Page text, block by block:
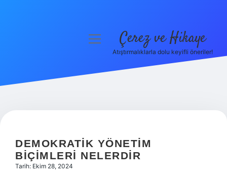
Hakkımızda
menüyü Çerez ve Hikaye
Atıştırmalıklarla dolu keyifli öneriler!
DEMOKRATIK YÖNETIM
BIÇIMLERI NELERDIR
Tarih: Ekim 28, 2024